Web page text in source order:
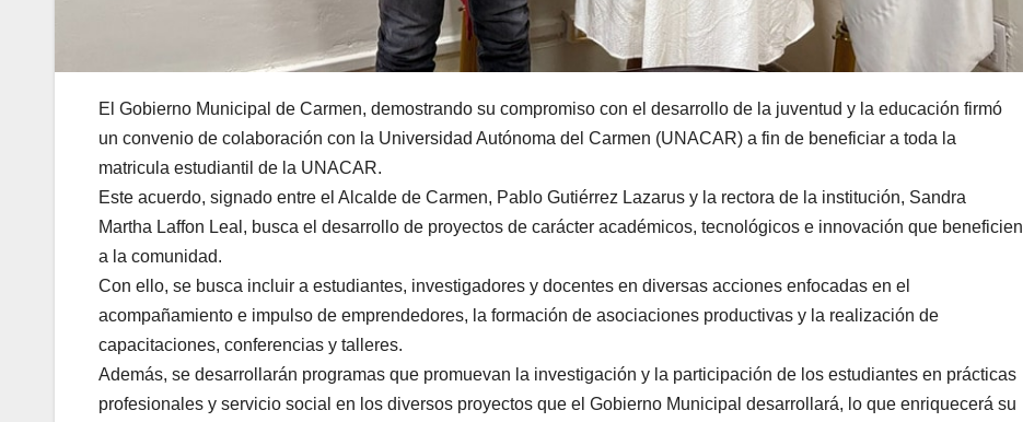
El Gobierno Municipal de Carmen, demostrando su compromiso con el desarrollo de la juventud y la educación firmó
un convenio de colaboración con la Universidad Autónoma del Carmen (UNACAR) a fin de beneficiar a toda la
matricula estudiantil de la UNACAR.
Este acuerdo, signado entre el Alcalde de Carmen, Pablo Gutiérrez Lazarus y la rectora de la institución, Sandra
Martha Laffon Leal, busca el desarrollo de proyectos de carácter académicos, tecnológicos e innovación que beneficien
a la comunidad.
Con ello, se busca incluir a estudiantes, investigadores y docentes en diversas acciones enfocadas en el
acompañamiento e impulso de emprendedores, la formación de asociaciones productivas y la realización de
capacitaciones, conferencias y talleres.
Además, se desarrollarán programas que promuevan la investigación y la participación de los estudiantes en prácticas
profesionales y servicio social en los diversos proyectos que el Gobierno Municipal desarrollará, lo que enriquecerá su